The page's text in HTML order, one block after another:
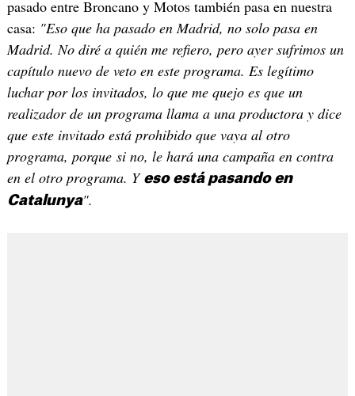
pasado entre Broncano y Motos también pasa en nuestra
casa: "Eso que ha pasado en Madrid, no solo pasa en
Madrid. No diré a quién me refiero, pero ayer sufrimos un
capítulo nuevo de veto en este programa. Es legítimo
luchar por los invitados, lo que me quejo es que un
realizador de un programa llama a una productora y dice
que este invitado está prohibido que vaya al otro
programa, porque si no, le hará una campaña en contra
en el otro programa. Y eso está pasando en
Catalunya".